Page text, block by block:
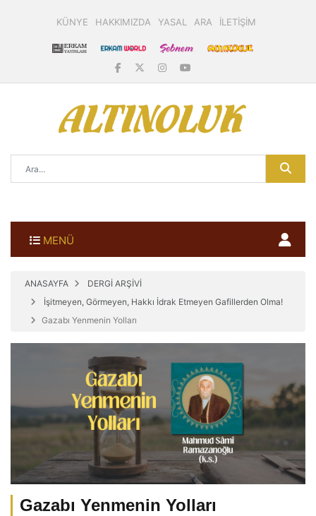
KÜNYE HAKKIMIZDA YASAL ARA İLETİŞİM
MENÜ
ANASAYFA
DERGİ ARŞİVİ
İşitmeyen, Görmeyen, Hakkı İdrak Etmeyen Gafillerden Olma!
Gazabı Yenmenin Yolları
Gazabı Yenmenin Yolları